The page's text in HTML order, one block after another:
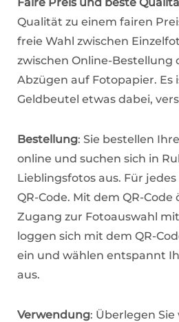
Qualität zu einem fairen
freie Wahl zwischen
zwischen Online-Bestellung
Abzügen auf Fotopapier. Es
Geldbeutel etwas dabei,
Bestellung: Sie bestellen
online und suchen sich in
Lieblingsfotos aus. Für
QR-Code. Mit dem QR-Code
Zugang zur Fotoauswahl
loggen sich mit dem QR-
ein und wählen entspannt
aus.
Verwendung: Überlegen